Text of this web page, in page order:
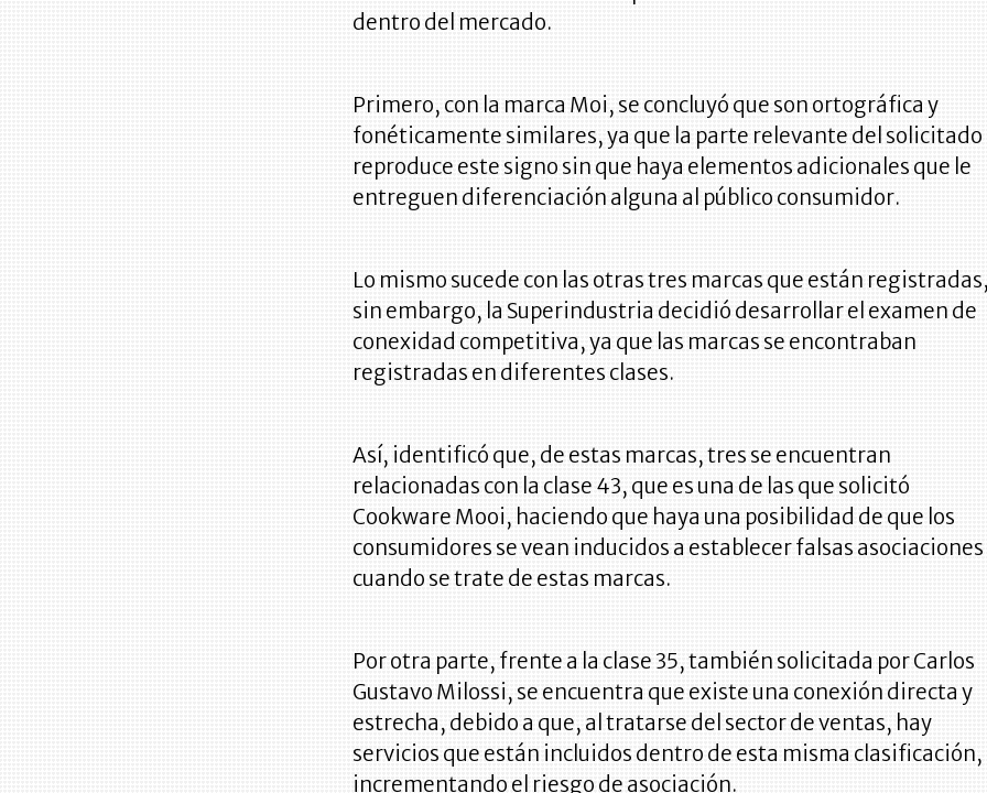
dentro del mercado.
Primero, con la marca Moi, se concluyó que son ortográfica y
fonéticamente similares, ya que la parte relevante del solicitado
reproduce este signo sin que haya elementos adicionales que le
entreguen diferenciación alguna al público consumidor.
Lo mismo sucede con las otras tres marcas que están
sin embargo, la Superindustria decidió desarrollar el examen de
conexidad competitiva, ya que las marcas se encontraban
registradas en diferentes clases.
Así, identificó que, de estas marcas, tres se encuentran
relacionadas con la clase 43, que es una de las que solicitó
Cookware Mooi, haciendo que haya una posibilidad de que los
consumidores se vean inducidos a establecer falsas asociaciones
cuando se trate de estas marcas.
Por otra parte, frente a la clase 35, también solicitada por Carlos
Gustavo Milossi, se encuentra que existe una conexión directa y
estrecha, debido a que, al tratarse del sector de ventas, hay
servicios que están incluidos dentro de esta misma clasificación,
incrementando el riesgo de asociación.